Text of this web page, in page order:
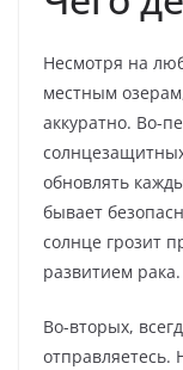
Несмотря на
местным
аккуратно. Во-
обновлять
бывает
солнце грозит
развитием рака.
Во-вторых,
отправляетесь.